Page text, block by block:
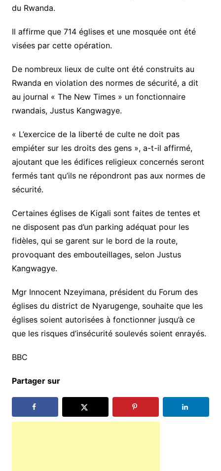
du Rwanda.
Il affirme que 714 églises et une mosquée ont été
visées par cette opération.
De nombreux lieux de culte ont été construits au
Rwanda en violation des normes de sécurité, a dit
au journal « The New Times » un fonctionnaire
rwandais, Justus Kangwagye.
« L’exercice de la liberté de culte ne doit pas
empiéter sur les droits des gens », a-t-il affirmé,
ajoutant que les édifices religieux concernés seront
fermés tant qu’ils ne répondront pas aux normes de
sécurité.
Certaines églises de Kigali sont faites de tentes et
ne disposent pas d’un parking adéquat pour les
fidèles, qui se garent sur le bord de la route,
provoquant des embouteillages, selon Justus
Kangwagye.
Mgr Innocent Nzeyimana, président du Forum des
églises du district de Nyarugenge, souhaite que les
églises soient autorisées à fonctionner jusqu’à ce
que les risques d’insécurité soulevés soient enrayés.
BBC
Partager sur